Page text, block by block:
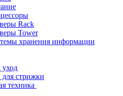
Rack
Tower
хранения информации
уход
стрижки
техника